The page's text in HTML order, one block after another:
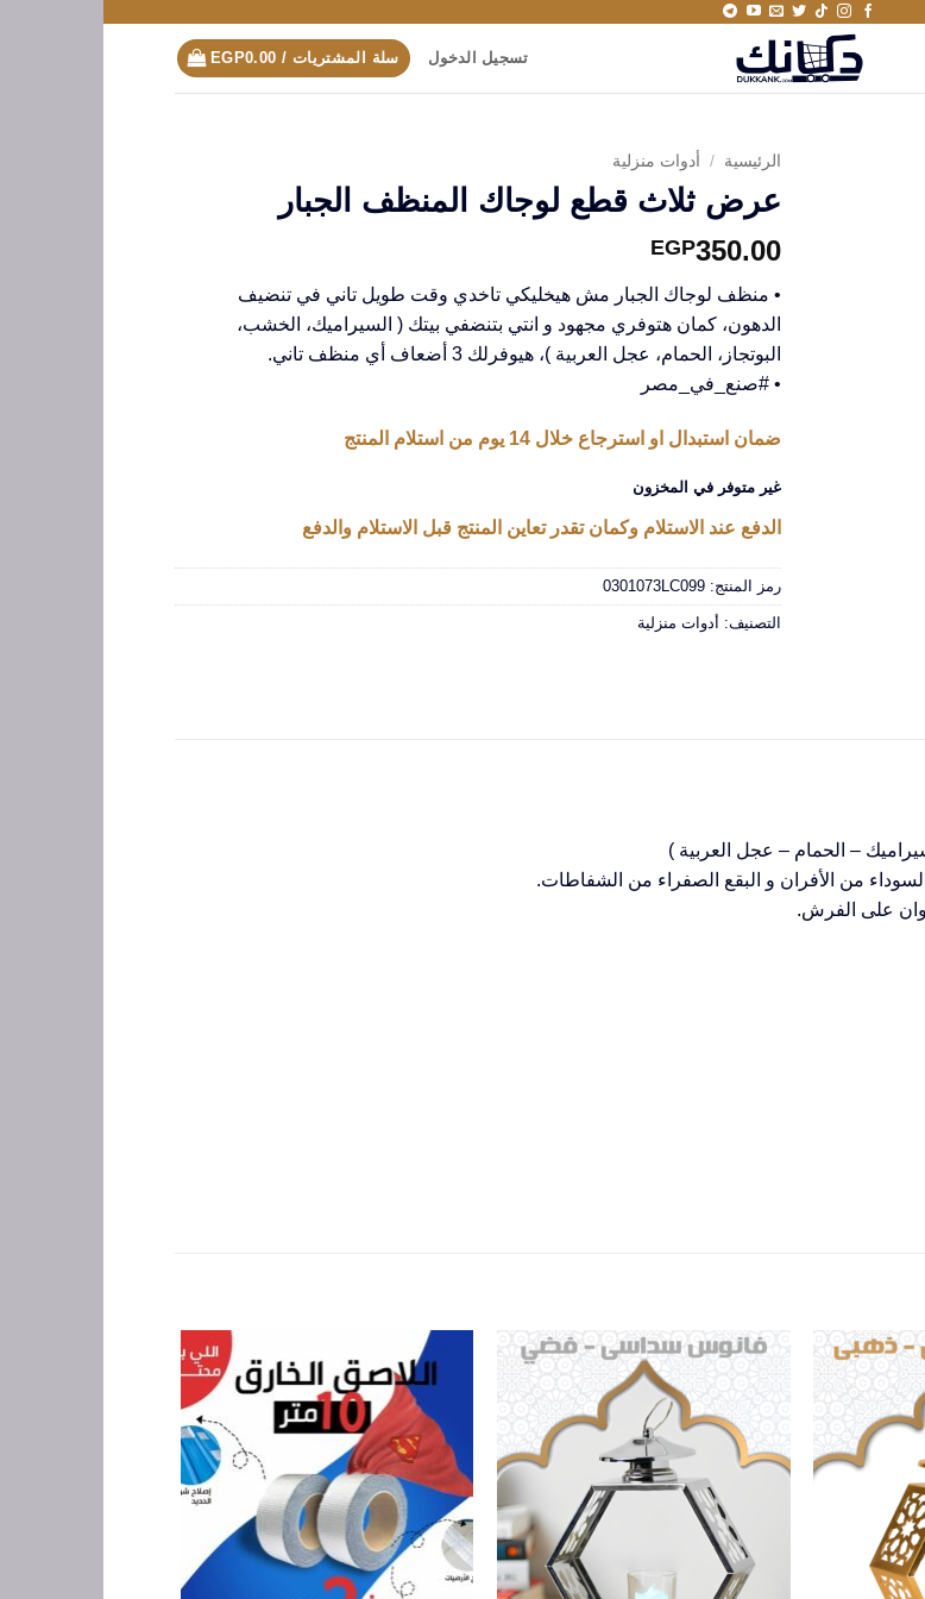
تسجيل الدخول سلة المشتريات / EGP0.00
الرئيسية / أدوات منزلية
عرض ثلاث قطع لوجاك المنظف الجبار
EGP350.00
• منظف لوجاك الجبار مش هيخليكي تاخدي وقت طويل تاني في تنضيف
الدهون، كمان هتوفري مجهود و انتي بتنضفي بيتك ( السيراميك، الخشب،
البوتجاز، الحمام، عجل العربية )، هيوفرلك 3 أضعاف أي منظف تاني.
• #صنع_في_مصر
ضمان استبدال او استرجاع خلال 14 يوم من استلام المنتج
غير متوفر في المخزون
الدفع عند الاستلام وكمان تقدر تعاين المنتج قبل الاستلام والدفع
رمز المنتج: 0301073LC099
التصنيف: أدوات منزلية
– الحمام – عجل العربية )
من الأفران و البقع الصفراء من الشفاطات.
على الفرش.